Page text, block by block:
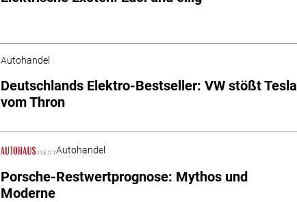
Autohandel
Deutschlands Elektro-Bestseller: VW stößt Tesla
vom Thron
Autohandel
Porsche-Restwertprognose: Mythos und
Moderne